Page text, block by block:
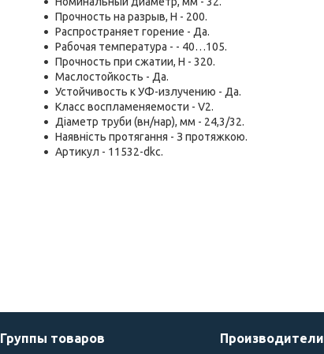
Прочность на разрыв, Н - 200.
Распространяет горение - Да.
Рабочая температура - - 40…105.
Прочность при сжатии, Н - 320.
Маслостойкость - Да.
Устойчивость к УФ-излучению - Да.
Класс воспламеняемости - V2.
Діаметр труби (вн/нар), мм - 24,3/32.
Наявність протягання - З протяжкою.
Артикул - 11532-dkc.
Группы товаров Производители